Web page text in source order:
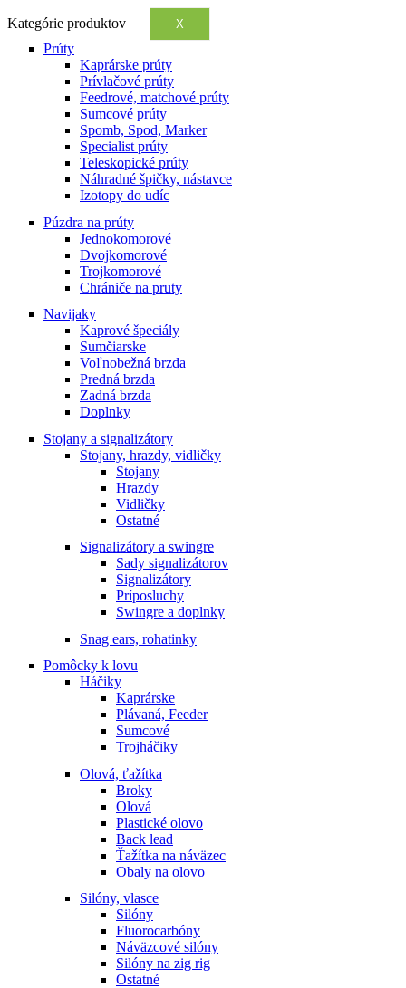
Kategórie produktov X
Prúty
Kaprárske prúty
Prívlačové prúty
Feedrové, matchové prúty
Sumcové prúty
Spomb, Spod, Marker
Specialist prúty
Teleskopické prúty
Náhradné špičky, nástavce
Izotopy do udíc
Púzdra na prúty
Jednokomorové
Dvojkomorové
Trojkomorové
Chrániče na pruty
Navijaky
Kaprové špeciály
Sumčiarske
Voľnobežná brzda
Predná brzda
Zadná brzda
Doplnky
Stojany a signalizátory
Stojany, hrazdy, vidličky
Stojany
Hrazdy
Vidličky
Ostatné
Signalizátory a swingre
Sady signalizátorov
Signalizátory
Príposluchy
Swingre a doplnky
Snag ears, rohatinky
Pomôcky k lovu
Háčiky
Kaprárske
Plávaná, Feeder
Sumcové
Trojháčiky
Olová, ťažítka
Broky
Olová
Plastické olovo
Back lead
Ťažítka na náväzec
Obaly na olovo
Silóny, vlasce
Silóny
Fluorocarbóny
Náväzcové silóny
Silóny na zig rig
Ostatné